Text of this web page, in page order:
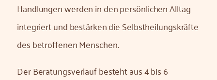
Handlungen werden in den persönlichen Alltag
integriert und bestärken die Selbstheilungskräfte
des betroffenen Menschen.
Der Beratungsverlauf besteht aus 4 bis 6